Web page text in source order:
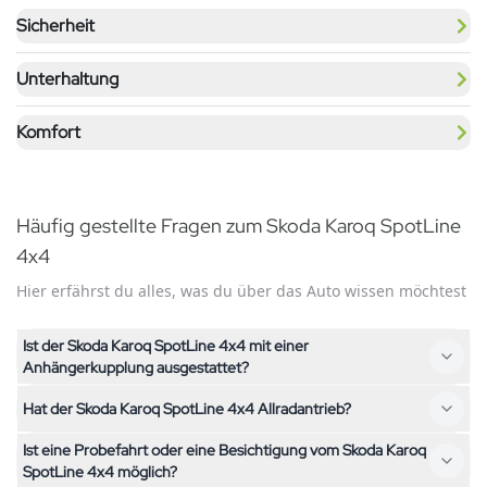
Sicherheit
Unterhaltung
Komfort
Häufig gestellte Fragen zum Skoda Karoq SpotLine
4x4
Hier erfährst du alles, was du über das Auto wissen möchtest
Ist der Skoda Karoq SpotLine 4x4 mit einer
Anhängerkupplung ausgestattet?
Nein, der Skoda Karoq SpotLine 4x4 ist nicht mit einer
Anhängerkupplung ausgestattet. Falls du eine
Anhängerkupplung benötigst, kontaktiere uns gerne – wir
Hat der Skoda Karoq SpotLine 4x4 Allradantrieb?
Nein, der Skoda Karoq SpotLine 4x4 hat Frontantrieb. Falls du
Ist eine Probefahrt oder eine Besichtigung vom Skoda Karoq
SpotLine 4x4 möglich?